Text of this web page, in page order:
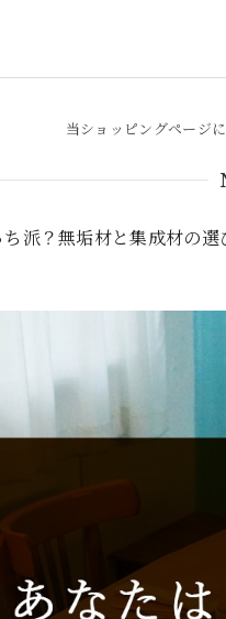
当ショッピングページ
派？無垢材と集成材の選